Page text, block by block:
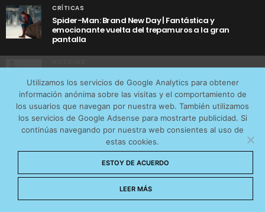
CRÍTICAS
Spider-Man: Brand New Day | Fantástica y
emocionante vuelta del trepamuros a la gran
pantalla
detrás de cómo Stallone se convirtió en Rocky
CONTACTO
POLÍTICA DE COOKIES
© 2026 CinemaNet. Designed byPrestigia.
Utilizamos los servicios de Google Analytics para obtener
información anónima sobre las visitas y el comportamiento de
los usuarios que navegan por nuestra web. También utilizamos
los servicios de Google Adsense para mostrarte publicidad. Si
continúas navegando por nuestra web consientes al uso de
estas cookies.
ESTOY DE ACUERDO
LEER MÁS
tráfico web que recibimos y conocer los servicios que
más os interesan. Puede cambiar las preferencias y
obtener más información sobre las cookies que
utilizamos en nuestra Política de cookies
Aceptar cookies
No permitir cookies